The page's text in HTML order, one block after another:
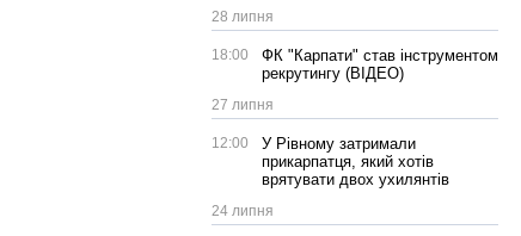
28 липня
18:00
ФК "Карпати" став інструментом
рекрутингу (ВІДЕО)
27 липня
12:00
У Рівному затримали
прикарпатця, який хотів
врятувати двох ухилянтів
24 липня